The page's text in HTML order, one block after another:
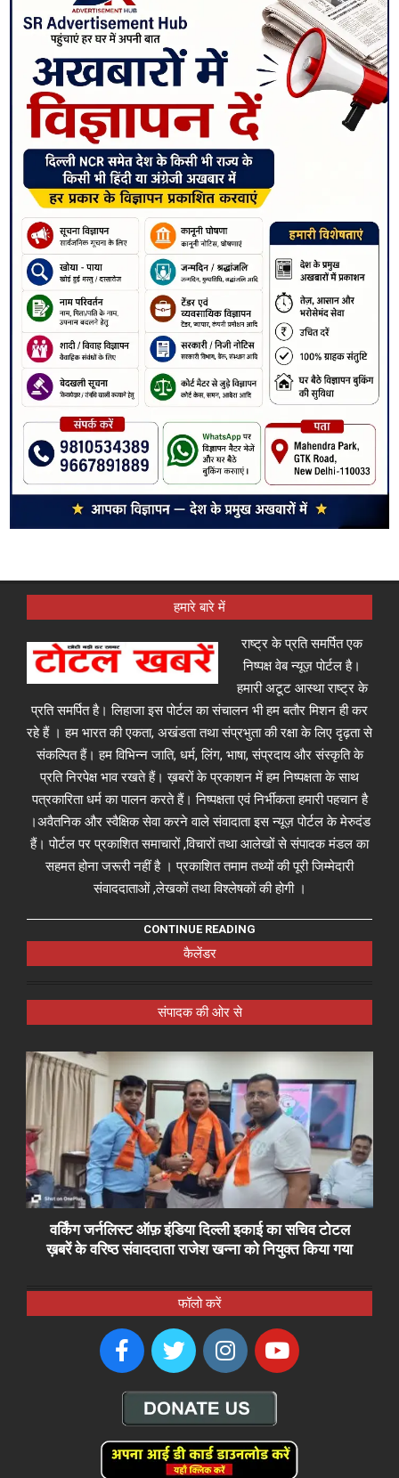
हमारे बारे में
राष्ट्र के प्रति समर्पित एक
निष्पक्ष वेब न्यूज़ पोर्टल है।
हमारी अटूट आस्था राष्ट्र के
प्रति समर्पित है। लिहाजा इस पोर्टल का संचालन भी हम बतौर मिशन ही कर
रहे हैं । हम भारत की एकता, अखंडता तथा संप्रभुता की रक्षा के लिए दृढ़ता से
संकल्पित हैं। हम विभिन्न जाति, धर्म, लिंग, भाषा, संप्रदाय और संस्कृति के
प्रति निरपेक्ष भाव रखते हैं। ख़बरों के प्रकाशन में हम निष्पक्षता के साथ
पत्रकारिता धर्म का पालन करते हैं। निष्पक्षता एवं निर्भीकता हमारी पहचान है
।अवैतनिक और स्वैक्षिक सेवा करने वाले संवादाता इस न्यूज़ पोर्टल के मेरुदंड
हैं। पोर्टल पर प्रकाशित समाचारों ,विचारों तथा आलेखों से संपादक मंडल का
सहमत होना जरूरी नहीं है । प्रकाशित तमाम तथ्यों की पूरी जिम्मेदारी
संवाददाताओं ,लेखकों तथा विश्लेषकों की होगी ।
CONTINUE READING
कैलेंडर
संपादक की ओर से
वर्किंग जर्नलिस्ट ऑफ़ इंडिया दिल्ली इकाई का सचिव टोटल
ख़बरें के वरिष्ठ संवाददाता राजेश खन्ना को नियुक्त किया गया
फॉलो करें